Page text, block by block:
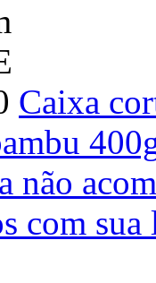
Caixa
não
com